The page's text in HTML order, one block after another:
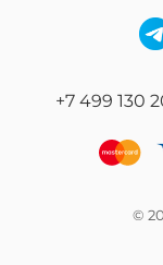
+7 499 130
©